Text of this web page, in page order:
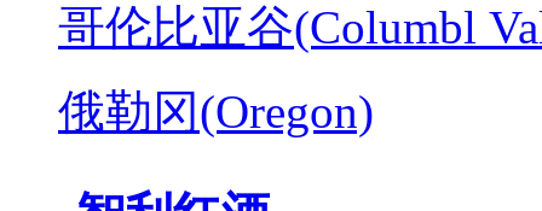
哥伦比亚谷(Columbl
俄勒冈(Oregon)